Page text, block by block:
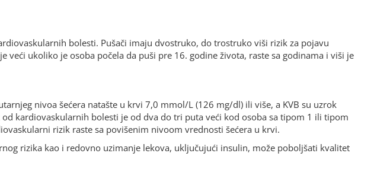
bolesti. Pušači imaju dvostruko, do trostruko viši rizik za pojavu
veći ukoliko je osoba počela da puši pre 16. godine života, raste sa godinama i viši je
nivoa šećera natašte u krvi 7,0 mmol/L (126 mg/dl) ili više, a KVB su uzrok
kardiovaskularnih bolesti je od dva do tri puta veći kod osoba sa tipom 1 ili tipom
rizik raste sa povišenim nivoom vrednosti šećera u krvi.
rizika kao i redovno uzimanje lekova, uključujući insulin, može poboljšati kvalitet